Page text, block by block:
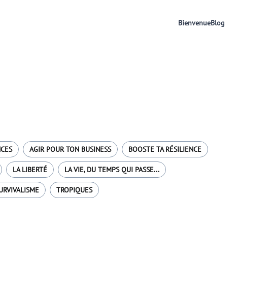
BienvenueBlog
AGIR POUR TON BUSINESS BOOSTE TA RÉSILIENCE
LA LIBERTÉ LA VIE, DU TEMPS QUI PASSE...
TROPIQUES